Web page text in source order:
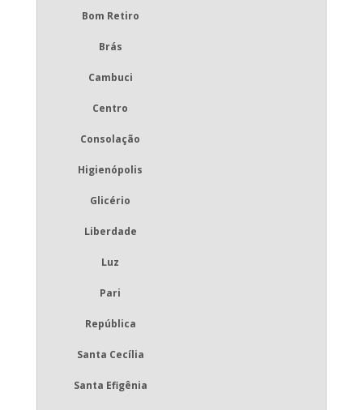
Bom Retiro
Brás
Cambuci
Centro
Consolação
Higienópolis
Glicério
Liberdade
Luz
Pari
República
Santa Cecília
Santa Efigênia